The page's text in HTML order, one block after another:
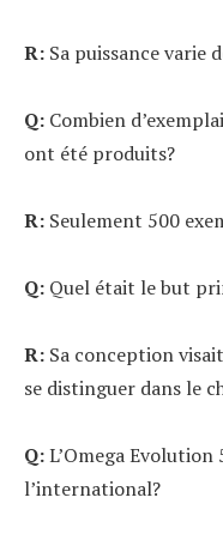
R: Sa puissance varie
Q: Combien
ont été produits?
R: Seulement 500
Q: Quel était le but
R: Sa conception
se distinguer dans le
Q:L’Omega
l’international?